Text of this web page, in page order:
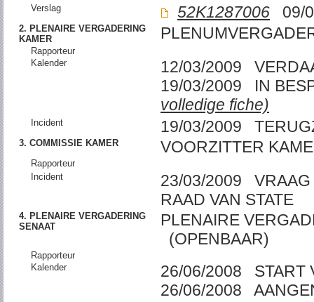
Verslag 52K1287006 09/
2. PLENAIRE VERGADERING
KAMER
Rapporteur
Kalender
12/03/2009
19/03/2009 IN
volledige fiche)
Incident 19/03/2009
3. COMMISSIE KAMER VOORZITTER
Rapporteur
Incident
23/03/2009 VRAAG
RAAD VAN STATE
4. PLENAIRE VERGADERING
SENAAT
PLENAIRE
(OPENBAAR)
Rapporteur
Kalender
26/06/2008 START
26/06/2008